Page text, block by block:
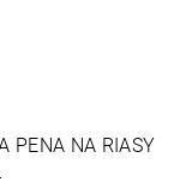
PENA NA RIASY